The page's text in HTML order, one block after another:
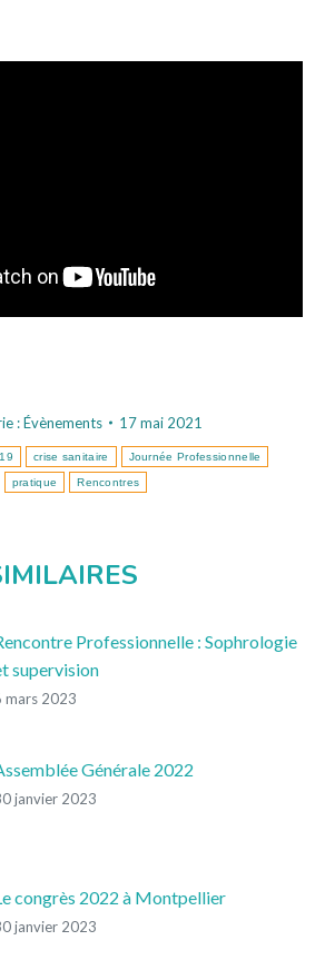
:Évènements
17 mai 2021
crise sanitaire Journée Professionnelle
pratique Rencontres
Professionnelle : Sophrologie
supervision
mars 2023
Générale 2022
janvier 2023
congrès 2022 à Montpellier
janvier 2023